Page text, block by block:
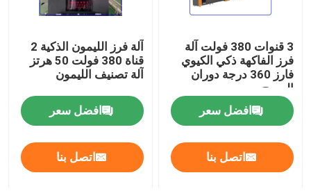
آلة الفرز الأوتوماتيكي
آلة الجوز المقشر
آلة تجهيز المكسرات
3 قنوات 380 فولت آلة
فرز الفاكهة ذكي الكيوي
فارز 360 درجة دوران
المسح
افضل سعر
اتصل بنا
آلة فرز الليمون الذكية 2
قناة 380 فولت 50 هرتز
آلة تصنيف الليمون
افضل سعر
اتصل بنا